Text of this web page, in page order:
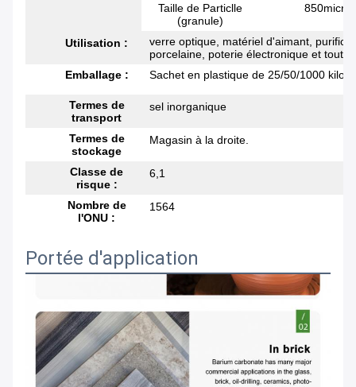
Taille de Particlle
(granule)
Utilisation :
verre optique, matériel d'aimant,
porcelaine, poterie électronique et toute
Emballage :
Sachet en plastique de 25/50/1000
Termes de
transport
sel inorganique
Termes de
stockage
Magasin à la droite.
Classe de
risque :
6,1
Nombre de
l'ONU :
1564
Portée d'application